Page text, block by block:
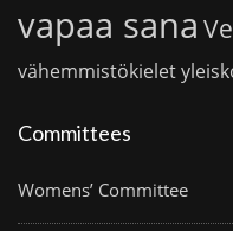
vapaa sana
vähemmistökielet
Committees
Womens’ Committee